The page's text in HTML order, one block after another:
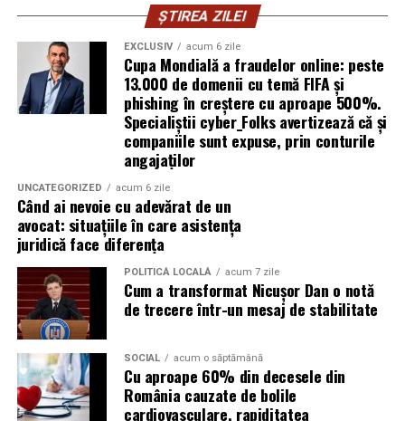
motoare diesel moderne.
Avantaje:
compatibilitate cu DPF;
protecție pentru turbocompresor;
reducerea depunerilor;
stabilitate la temperaturi ridicate;
protecție împotriva uzurii.
Aceste caracteristici îl recomandă pentru utilizarea pe
numeroase motoare diesel Euro 5 și Euro 6.
Este potrivit pentru motoarele pe benzină?
Da.
Motoarele moderne pe benzină solicită intens uleiul, în
special cele echipate cu:
pentru a oferi un nivel ridicat de confort, similar celor
tradiționale.
Aceste toalete sunt echipate cu ventilație
corespunzătoare pentru a preveni mirosurile neplăcute
și pot include facilități suplimentare, cum ar fi iluminare
solară sau podele antiderapante. De asemenea, multe
facilități ecologice sunt echipate cu sisteme moderne de
curățare și întreținere, astfel încât igiena să fie mereu la
un nivel ridicat.
În plus, o toaletă ecologică este foarte ușor de
amplasat, ceea ce înseamnă că aceste toalete pot fi
plasate strategic în locații convenabile pentru
participanți, fără a afecta fluxul evenimentului.
Încurajarea comportamentului responsabil al
participanților
Un alt beneficiu important al închirierii categoriei de
ȘTIREA ZILEI
EXCLUSIV acum 6 zile
Cupa Mondială a fraudelor online: peste
13.000 de domenii cu temă FIFA și
phishing în creștere cu aproape 500%.
Specialiștii cyber_Folks avertizează că și
companiile sunt expuse, prin conturile
angajaților
UNCATEGORIZED acum 6 zile
Când ai nevoie cu adevărat de un
avocat: situațiile în care asistența
juridică face diferența
POLITICĂ LOCALĂ acum 7 zile
Cum a transformat Nicușor Dan o notă
de trecere într-un mesaj de stabilitate
SOCIAL acum o săptămână
Cu aproape 60% din decesele din
România cauzate de bolile
cardiovasculare, rapiditatea